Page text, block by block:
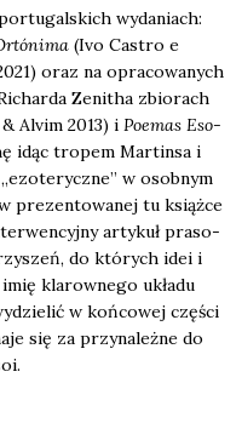
wyda­niach:
(Ivo Castro e
oraz na opra­co­wa­nych
Zeni­tha zbio­rach
Alvim 2013) i Poemas Eso­
idąc tro­pem Mar­tin­sa i
w osob­nym
pre­zen­to­wa­nej tu książ­ce
arty­kuł pra­so­
do któ­rych idei i
kla­row­ne­go ukła­du
w koń­co­wej czę­ści
się za przy­na­leż­ne do